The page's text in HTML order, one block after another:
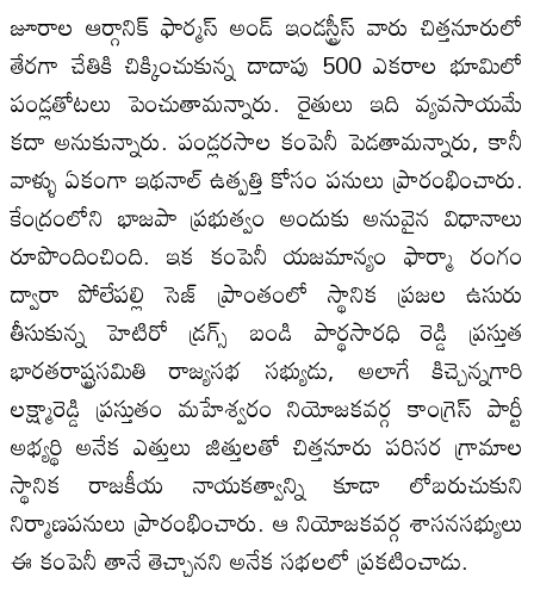
జూరాల ఆర్గానిక్‍ ఫార్మస్ అండ్‍ ఇండస్ట్రీస్‍ వారు చిత్తనూరులో
తేరగా చేతికి చిక్కించుకున్న దాదాపు 500 ఎకరాల భూమిలో
పండ్లతోటలు పెంచుతామన్నారు. రైతులు ఇది వ్యవసాయమే
కదా అనుకున్నారు. పండ్లరసాల కంపెనీ పెడతామన్నారు, కానీ
వాళ్ళు ఏకంగా ఇథనాల్‍ ఉత్పత్తి కోసం పనులు ప్రారంభించారు.
కేంద్రంలోని భాజపా ప్రభుత్వం అందుకు అనువైన విధానాలు
రూపొందించింది. ఇక కంపెనీ యజమాన్యం ఫార్మా రంగం
ద్వారా పోలేపల్లి సెజ్‍ ప్రాంతంలో స్థానిక ప్రజల ఉసురు
తీసుకున్న హెటిరో డ్రగ్స్ బండి పార్థసారధి రెడ్డి ప్రస్తుత
భారతరాష్ట్రసమితి రాజ్యసభ సభ్యుడు, అలాగే కిచ్చెన్నగారి
లక్ష్మారెడ్డి ప్రస్తుతం మహేశ్వరం నియోజకవర్గ కాంగ్రెస్‍ పార్టీ
అభ్యర్థి అనేక ఎత్తులు జిత్తులతో చిత్తనూరు పరిసర గ్రామాల
స్థానిక రాజకీయ నాయకత్వాన్ని కూడా లోబరుచుకుని
నిర్మాణపనులు ప్రారంభించారు. ఆ నియోజకవర్గ శాసనసభ్యులు
ఈ కంపెనీ తానే తెచ్చానని అనేక సభలలో ప్రకటించాడు.